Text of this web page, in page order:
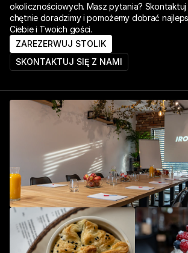
okolicznościowych. Masz pytania? Skontaktuj
chętnie doradzimy i pomożemy dobrać
Ciebie i Twoich gości.
ZAREZERWUJ STOLIK
SKONTAKTUJ SIĘ Z NAMI